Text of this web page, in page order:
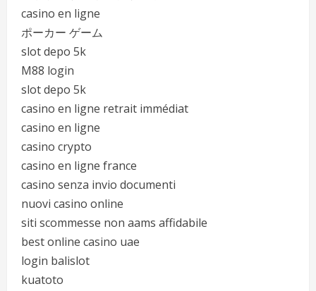
casino en ligne
ポーカー ゲーム
slot depo 5k
M88 login
slot depo 5k
casino en ligne retrait immédiat
casino en ligne
casino crypto
casino en ligne france
casino senza invio documenti
nuovi casino online
siti scommesse non aams affidabile
best online casino uae
login balislot
kuatoto